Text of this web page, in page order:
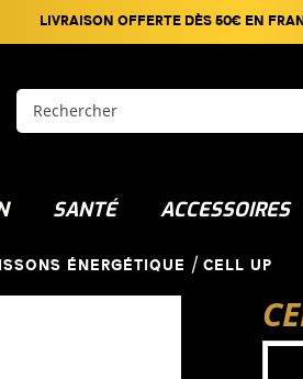
LIVRAISON OFFERTE DÈS 50€ EN
SANTÉ ACCESSOIRES
ÉNERGÉTIQUE CELL UP